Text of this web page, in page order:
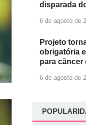
disparada
6 de agosto de
Projeto
obrigatória
para câncer
6 de agosto de